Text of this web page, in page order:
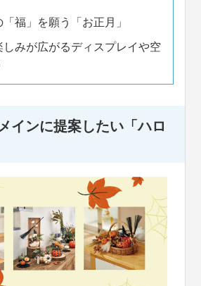
福」を願う「お正月」
しみが広がるディスプレイや空
インに提案したい「ハロ